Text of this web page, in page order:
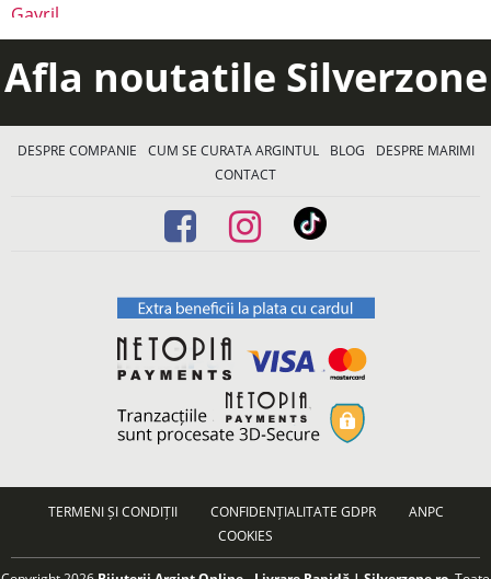
Afla noutatile Silverzone
DESPRE COMPANIE CUM SE CURATA ARGINTUL BLOG
DESPRE MARIMI
CONTACT
TERMENI ȘI CONDIȚII CONFIDENȚIALITATE GDPR
ANPC
COOKIES